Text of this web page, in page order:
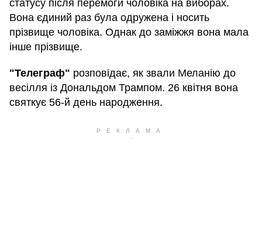
статусу після перемоги чоловіка на виборах.
Вона єдиний раз була одружена і носить
прізвище чоловіка. Однак до заміжжя вона мала
інше прізвище.
"Телеграф" розповідає, як звали Меланію до
весілля із Дональдом Трампом. 26 квітня вона
святкує 56-й день народження.